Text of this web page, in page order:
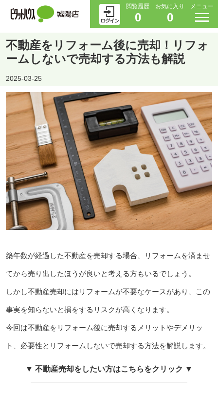
閲覧履歴
0
お気に入り
0
メニュー
不動産をリフォーム後に売却！リフォ
ームしないで売却する方法も解説
2025-03-25
築年数が経過した不動産を売却する場合、リフォームを済ませ
てから売り出したほうが良いと考える方もいるでしょう。
しかし不動産売却にはリフォームが不要なケースがあり、この
事実を知らないと損をするリスクが高くなります。
今回は不動産をリフォーム後に売却するメリットやデメリッ
ト、必要性とリフォームしないで売却する方法を解説します。
▼ 不動産売却をしたい方はこちらをクリック ▼